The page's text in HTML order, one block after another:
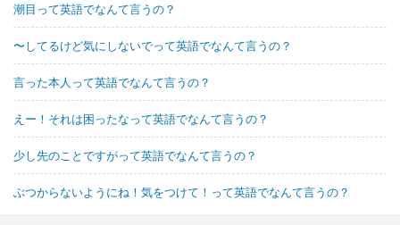
潮目って英語でなんて言うの？
〜してるけど気にしないでって英語でなんて言うの？
言った本人って英語でなんて言うの？
えー！それは困ったなって英語でなんて言うの？
少し先のことですがって英語でなんて言うの？
ぶつからないようにね！気をつけて！って英語でなんて言うの？